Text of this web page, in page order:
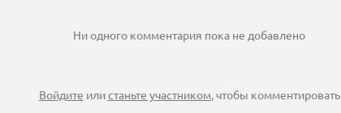
Ни одного комментария пока не добавлено
Войдите илистаньте участником, чтобы комментировать